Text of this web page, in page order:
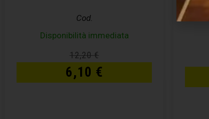
Cod.
Disponibilità immediata
12,20€
6,10 €